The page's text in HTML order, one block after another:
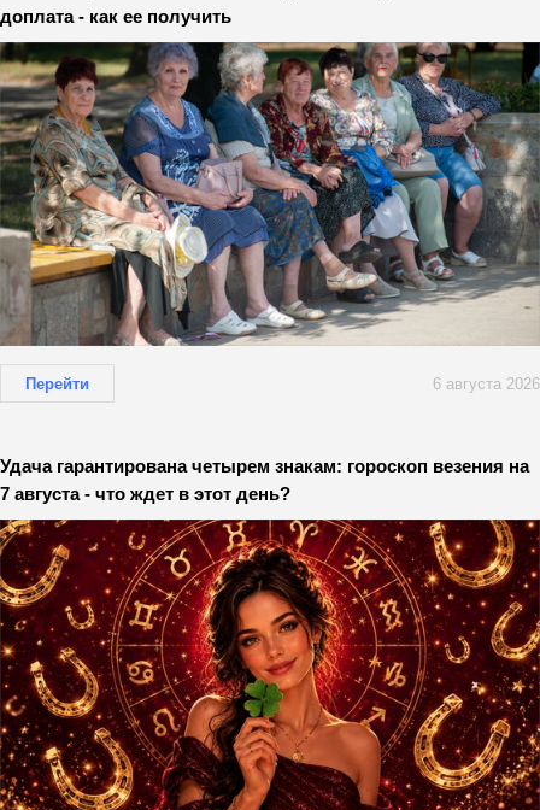
доплата - как ее получить
Перейти 6 августа 2026
Удача гарантирована четырем знакам: гороскоп везения на
7 августа - что ждет в этот день?